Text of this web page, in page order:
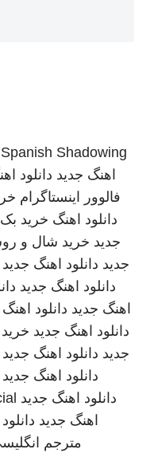
Spanish Shadowing
اهنگ جدید دانلود
فالوور اینستاگرام
دانلود اهنگ خرید
جدید خرید شال و
جدید دانلود اهنگ جدید
دانلود اهنگ جدید
اهنگ جدید دانلود
دانلود اهنگ جدید
جدید دانلود اهنگ جدید
دانلود اهنگ جدید
دانلود اهنگ جدید
اهنگ جدید
مترجم